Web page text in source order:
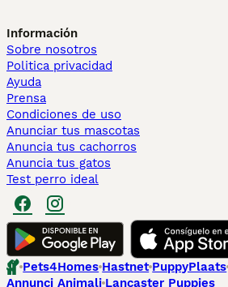
Información
Sobre nosotros
Politica privacidad
Ayuda
Prensa
Condiciones de uso
Anunciar tus mascotas
Anuncia tus cachorros
Anuncia tus gatos
Test perro ideal
Pets4Homes Hastnet PuppyPlaats
Annunci Animali Lancaster Puppies